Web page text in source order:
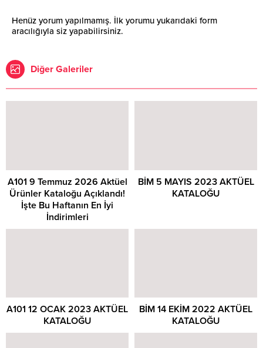
Henüz yorum yapılmamış. İlk yorumu yukarıdaki form
aracılığıyla siz yapabilirsiniz.
Diğer Galeriler
A101 9 Temmuz 2026 Aktüel
Ürünler Kataloğu Açıklandı!
İşte Bu Haftanın En İyi
İndirimleri
BİM 5 MAYIS 2023 AKTÜEL
KATALOĞU
A101 12 OCAK 2023 AKTÜEL
KATALOĞU
BİM 14 EKİM 2022 AKTÜEL
KATALOĞU